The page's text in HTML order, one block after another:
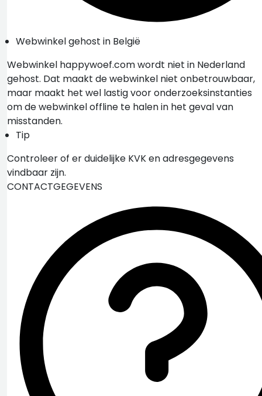
Webwinkel gehost in België
Webwinkel happywoef.com wordt niet in Nederland
gehost. Dat maakt de webwinkel niet onbetrouwbaar,
maar maakt het wel lastig voor onderzoeksinstanties
om de webwinkel offline te halen in het geval van
misstanden.
Tip
Controleer of er duidelijke KVK en adresgegevens
vindbaar zijn.
CONTACTGEGEVENS